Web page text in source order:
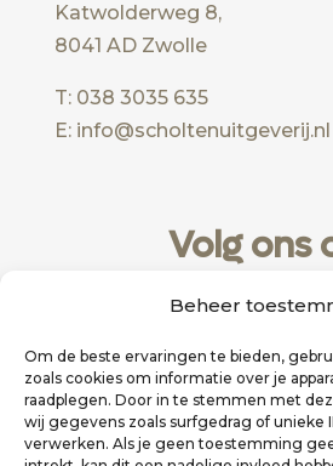
Beheer
Om de beste ervaringen te bieden,
zoals cookies om informatie over je
raadplegen. Door in te stemmen met
wij gegevens zoals surfgedrag of unieke
verwerken. Als je geen toestemming
Katwolderweg 8,
8041 AD Zwolle
T: 038 3035 635
E: info@scholtenuitgeverij.nl
Volg ons